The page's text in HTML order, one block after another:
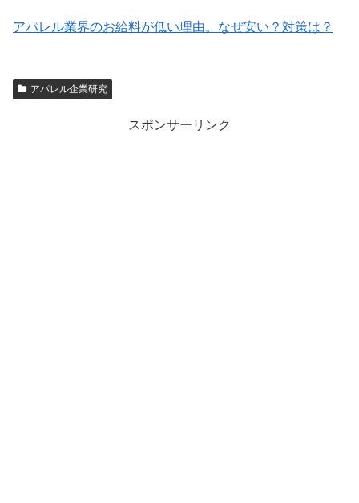
アパレル業界のお給料が低い理由。なぜ安い？対策は？
アパレル企業研究
スポンサーリンク